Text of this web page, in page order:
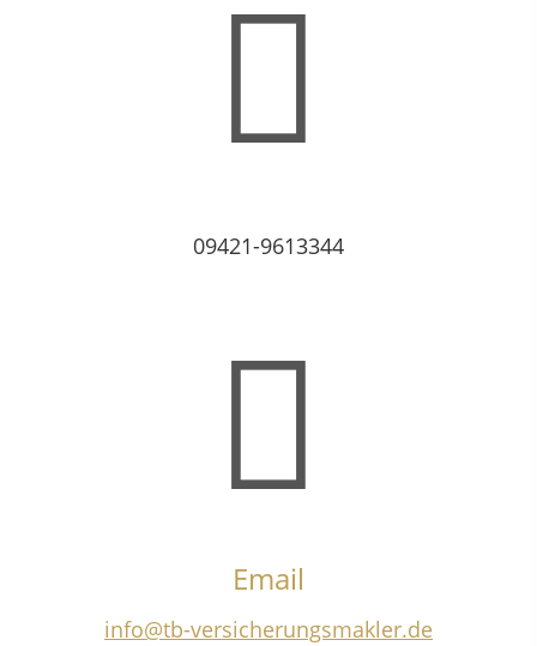
09421-9613344
Email
info@tb-versicherungsmakler.de